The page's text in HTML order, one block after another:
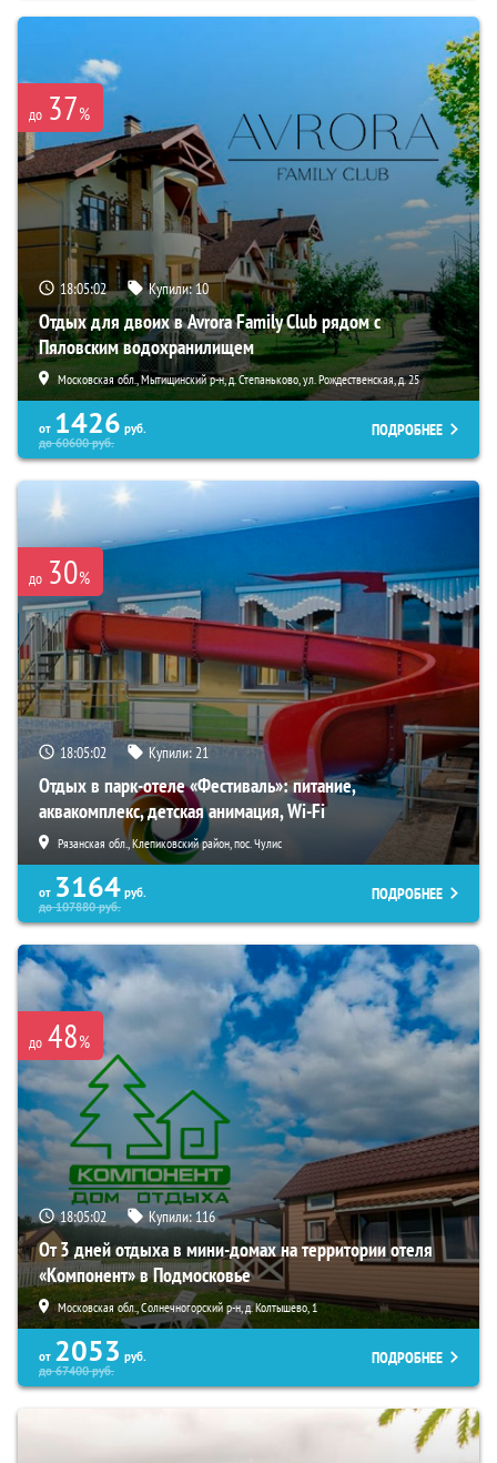
до 37%
18:05:01 Купили:10
Отдых для двоих в Avrora Family Club рядом с
Пяловским водохранилищем
Московская обл., Мытищинский р-н, д. Степаньково, ул. Рождественская, д. 25
от 1426 руб.
до60600руб.
ПОДРОБНЕЕ
до 30%
18:05:01 Купили:21
Отдых в парк-отеле «Фестиваль»: питание,
аквакомплекс, детская анимация, Wi-Fi
Рязанская обл., Клепиковский район, пос. Чулис
от 3164 руб.
до107880руб.
ПОДРОБНЕЕ
до 48%
18:05:01 Купили: 116
От 3 дней отдыха в мини-домах на территории отеля
«Компонент» в Подмосковье
Московская обл., Солнечногорский р-н, д. Колтышево, 1
от 2053 руб.
до67400руб.
ПОДРОБНЕЕ